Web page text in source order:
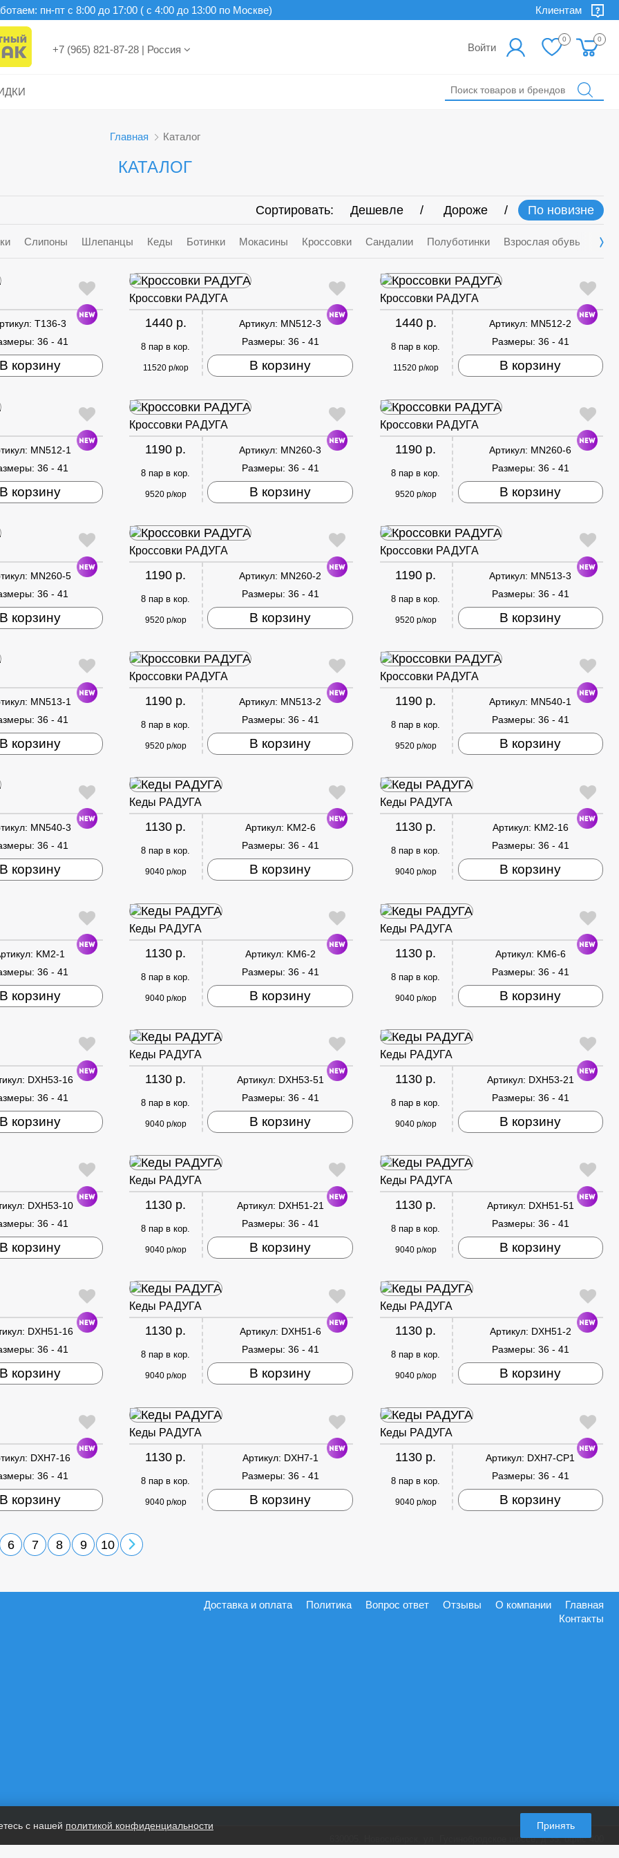
Клиентам
пн-пт c 8:00 до 17:00 ( с 4:00 до 13:00 по Москве)
+7 (965) 821-87-28 | Россия Войти
0 0
Главная Каталог
КАТАЛОГ
Сортировать: Дешевле Дороже По новизне
Слипоны Шлепанцы Кеды Ботинки Мокасины Кроссовки Сандалии Полуботинки Взрослая обувь
T136-3
36 - 41
В корзину
Кроссовки РАДУГА
1440 р.
8 пар в кор.
11520 р/кор
Артикул: MN512-3
Размеры: 36 - 41
В корзину
Кроссовки РАДУГА
1440 р.
8 пар в кор.
11520 р/кор
Артикул: MN512-2
Размеры: 36 - 41
В корзину
MN512-1
36 - 41
В корзину
Кроссовки РАДУГА
1190 р.
8 пар в кор.
9520 р/кор
Артикул: MN260-3
Размеры: 36 - 41
В корзину
Кроссовки РАДУГА
1190 р.
8 пар в кор.
9520 р/кор
Артикул: MN260-6
Размеры: 36 - 41
В корзину
MN260-5
36 - 41
В корзину
Кроссовки РАДУГА
1190 р.
8 пар в кор.
9520 р/кор
Артикул: MN260-2
Размеры: 36 - 41
В корзину
Кроссовки РАДУГА
1190 р.
8 пар в кор.
9520 р/кор
Артикул: MN513-3
Размеры: 36 - 41
В корзину
MN513-1
36 - 41
В корзину
Кроссовки РАДУГА
1190 р.
8 пар в кор.
9520 р/кор
Артикул: MN513-2
Размеры: 36 - 41
В корзину
Кроссовки РАДУГА
1190 р.
8 пар в кор.
9520 р/кор
Артикул: MN540-1
Размеры: 36 - 41
В корзину
MN540-3
36 - 41
В корзину
Кеды РАДУГА
1130 р.
8 пар в кор.
9040 р/кор
Артикул: KM2-6
Размеры: 36 - 41
В корзину
Кеды РАДУГА
1130 р.
8 пар в кор.
9040 р/кор
Артикул: KM2-16
Размеры: 36 - 41
В корзину
KM2-1
36 - 41
В корзину
Кеды РАДУГА
1130 р.
8 пар в кор.
9040 р/кор
Артикул: KM6-2
Размеры: 36 - 41
В корзину
Кеды РАДУГА
1130 р.
8 пар в кор.
9040 р/кор
Артикул: KM6-6
Размеры: 36 - 41
В корзину
DXH53-16
36 - 41
В корзину
Кеды РАДУГА
1130 р.
8 пар в кор.
9040 р/кор
Артикул: DXH53-51
Размеры: 36 - 41
В корзину
Кеды РАДУГА
1130 р.
8 пар в кор.
9040 р/кор
Артикул: DXH53-21
Размеры: 36 - 41
В корзину
DXH53-10
36 - 41
В корзину
Кеды РАДУГА
1130 р.
8 пар в кор.
9040 р/кор
Артикул: DXH51-21
Размеры: 36 - 41
В корзину
Кеды РАДУГА
1130 р.
8 пар в кор.
9040 р/кор
Артикул: DXH51-51
Размеры: 36 - 41
В корзину
DXH51-16
36 - 41
В корзину
Кеды РАДУГА
1130 р.
8 пар в кор.
9040 р/кор
Артикул: DXH51-6
Размеры: 36 - 41
В корзину
Кеды РАДУГА
1130 р.
8 пар в кор.
9040 р/кор
Артикул: DXH51-2
Размеры: 36 - 41
В корзину
DXH7-16
36 - 41
В корзину
Кеды РАДУГА
1130 р.
8 пар в кор.
9040 р/кор
Артикул: DXH7-1
Размеры: 36 - 41
В корзину
Кеды РАДУГА
1130 р.
8 пар в кор.
9040 р/кор
Артикул: DXH7-CP1
Размеры: 36 - 41
В корзину
6 7 8 9 10
Главная
О компании
Отзывы
Вопрос ответ
Политика
Доставка и оплата
Контакты
630005, Новосибирск, ул. Гусинобродское шоссе, д.35, офис 400
с нашей политикой конфиденциальности Принять